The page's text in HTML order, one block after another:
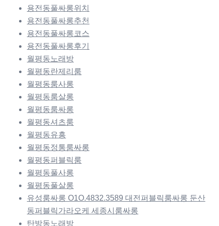
용전동풀싸롱위치
용전동풀싸롱추천
용전동풀싸롱코스
용전동풀싸롱후기
월평동노래방
월평동란제리룸
월평동룸사롱
월평동룸살롱
월평동룸싸롱
월평동셔츠룸
월평동유흥
월평동정통룸싸롱
월평동퍼블릭룸
월평동풀사롱
월평동풀살롱
유성룸싸롱 O1O.4832.3589 대전퍼블릭룸싸롱 둔산
동퍼블릭가라오케 세종시룸싸롱
탄방동노래방